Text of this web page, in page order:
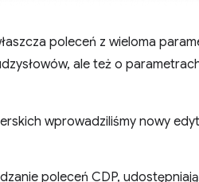
poleceń z wieloma
ale też o
wprowadziliśmy nowy
poleceń CDP,